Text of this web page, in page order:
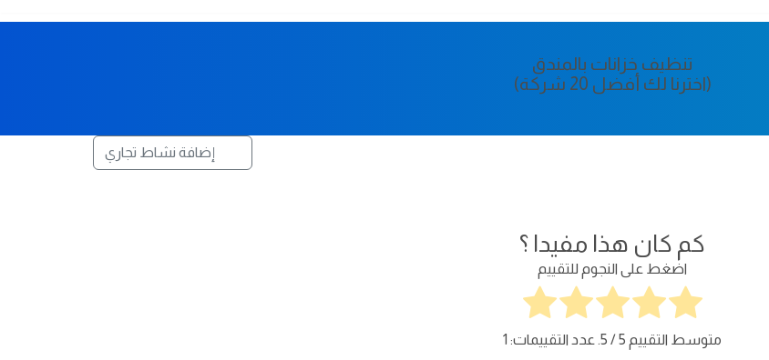
تنظيف خزانات بالمندق
(اخترنا لك أفضل 20 شركة)
إضافة نشاط تجاري
كم كان هذا مفيدا ؟
اضغط على النجوم للتقييم
متوسط التقييم 5/ 5. عدد التقييمات: 1